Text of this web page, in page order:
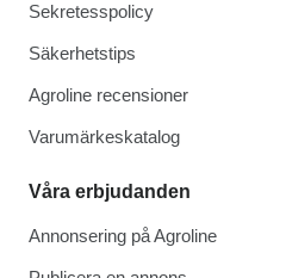
Sekretesspolicy
Säkerhetstips
Agroline recensioner
Varumärkeskatalog
Våra erbjudanden
Annonsering på Agroline